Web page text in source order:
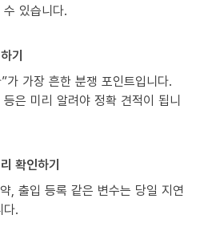
있습니다.
기
가 가장 흔한 분쟁 포인트입니다.
은 미리 알려야 정확 견적이 됩니
확인하기
, 출입 등록 같은 변수는 당일 지연
다.